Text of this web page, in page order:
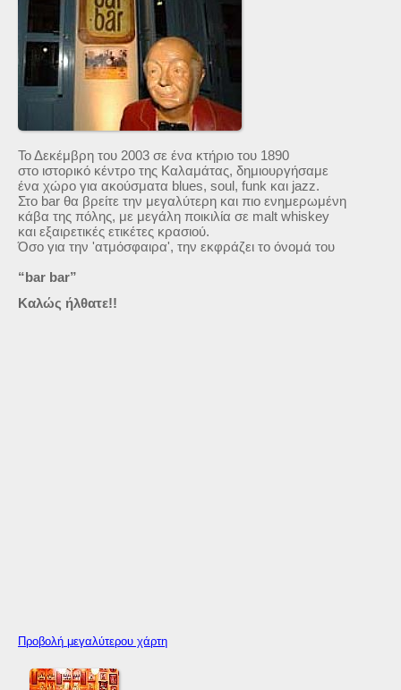
Το Δεκέμβρη του 2003 σε ένα κτήριο του 1890
στο ιστορικό κέντρο της Καλαμάτας, δημιουργήσαμε
ένα χώρο για ακούσματα blues, soul, funk και jazz.
Στο bar θα βρείτε την μεγαλύτερη και πιο ενημερωμένη
κάβα της πόλης, με μεγάλη ποικιλία σε malt whiskey
και εξαιρετικές ετικέτες κρασιού.
Όσο για την 'ατμόσφαιρα', την εκφράζει το όνομά του
“bar bar”
Καλώς ήλθατε!!
Προβολή μεγαλύτερου χάρτη